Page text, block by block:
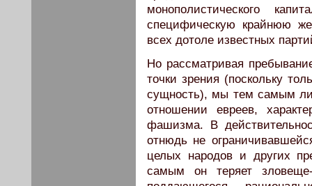
монополистического
специфическую крайнюю
всех дотоле известных
Но рассматривая
точки зрения (поскольку
сущность), мы тем самым
отношении евреев,
фашизма. В
отнюдь не
целых народов и других
самым он теряет